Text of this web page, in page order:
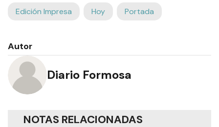
Edición Impresa Hoy Portada
Autor
Diario Formosa
NOTAS RELACIONADAS